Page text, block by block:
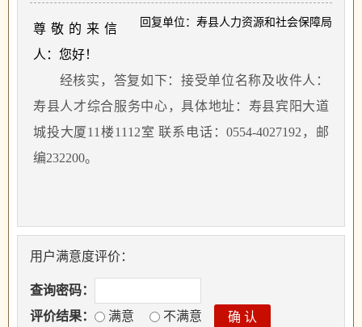
回复单位：寿县人力资源和社会保障局
尊敬的来信
人：您好！
经核实，答复如下：接受单位名称及收件人：
寿县人才综合服务中心，具体地址：寿县宾阳大道
城投大厦11楼1112室 联系电话：0554-4027192，邮
编232200。
用户满意度评价：
查询密码：
评价结果：
满意 不满意